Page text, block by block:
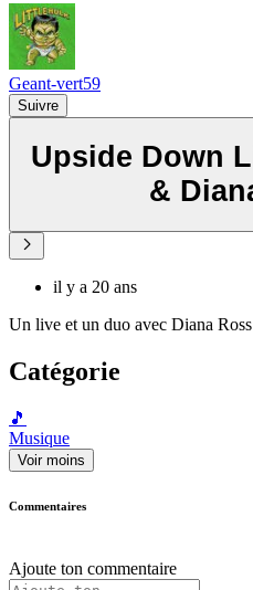
Geant-vert59
Suivre
Upside Down
&
il y a 20 ans
Un live et un duo avec Diana
Catégorie
🎵
Musique
Voir moins
Commentaires
Ajoute ton commentaire